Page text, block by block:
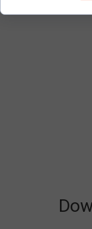
kółka do prostego i